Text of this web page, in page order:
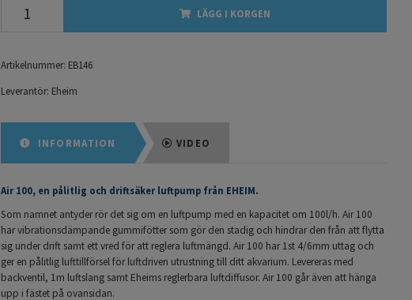
LÄGG I KORGEN
Artikelnummer: EB146
Leverantör: Eheim
INFORMATION VIDEO
Air 100, en pålitlig och driftsäker luftpump från EHEIM.
Som namnet antyder rör det sig om en luftpump med en kapacitet om 100l/h. Air 100
har vibrationsdämpande gummifötter som gör den stadig och hindrar den från att flytta
sig under drift samt ett vred för att reglera luftmängd. Air 100 har 1st 4/6mm uttag och
ger en pålitlig lufttillförsel för luftdriven utrustning till ditt akvarium. Levereras med
backventil, 1m luftslang samt Eheims reglerbara luftdiffusor. Air 100 går även att hänga
upp i fästet på ovansidan.